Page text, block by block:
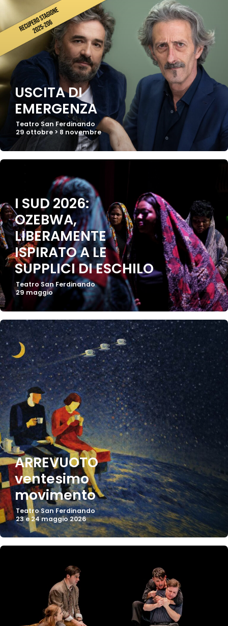
USCITA DI
EMERGENZA
Teatro San Ferdinando
29 ottobre > 8 novembre
I SUD 2026:
OZEBWA,
LIBERAMENTE
ISPIRATO A LE
SUPPLICI DI ESCHILO
Teatro San Ferdinando
29 maggio
ARREVUOTO
ventesimo
movimento
Teatro San Ferdinando
23 e 24 maggio 2026